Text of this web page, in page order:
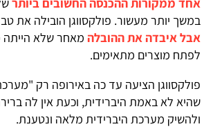
אחד ממקורות ההכנסה החשובים ביותר
במשך יותר מעשור. פולקסווגן הובילה את
אבל איבדה את ההובלה מאחר שלא הייתה
לפתח מוצרים מתאימים.
פולקסווגן הציעה עד כה באירופה רק
שהיא לא באמת היברידית, וכעת אין לה
ולהשיק מערכת היברידית מלאה ונטענת.